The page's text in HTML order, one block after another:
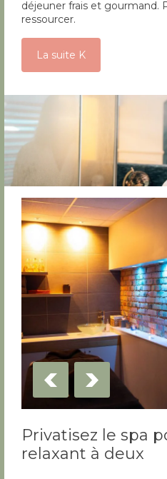
déjeuner frais et gourmand.
ressourcer.
La suite K
Privatisez le spa
relaxant à deux